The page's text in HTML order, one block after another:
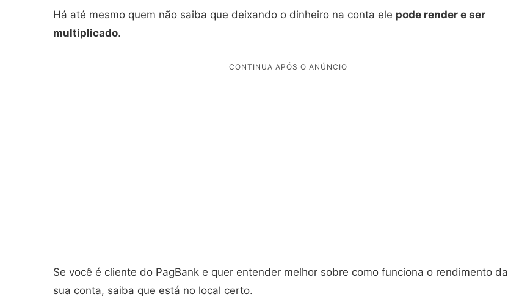
Há até mesmo quem não saiba que deixando o dinheiro na conta ele pode render e ser
multiplicado.
Se você é cliente do PagBank e quer entender melhor sobre como funciona o rendimento da
sua conta, saiba que está no local certo.